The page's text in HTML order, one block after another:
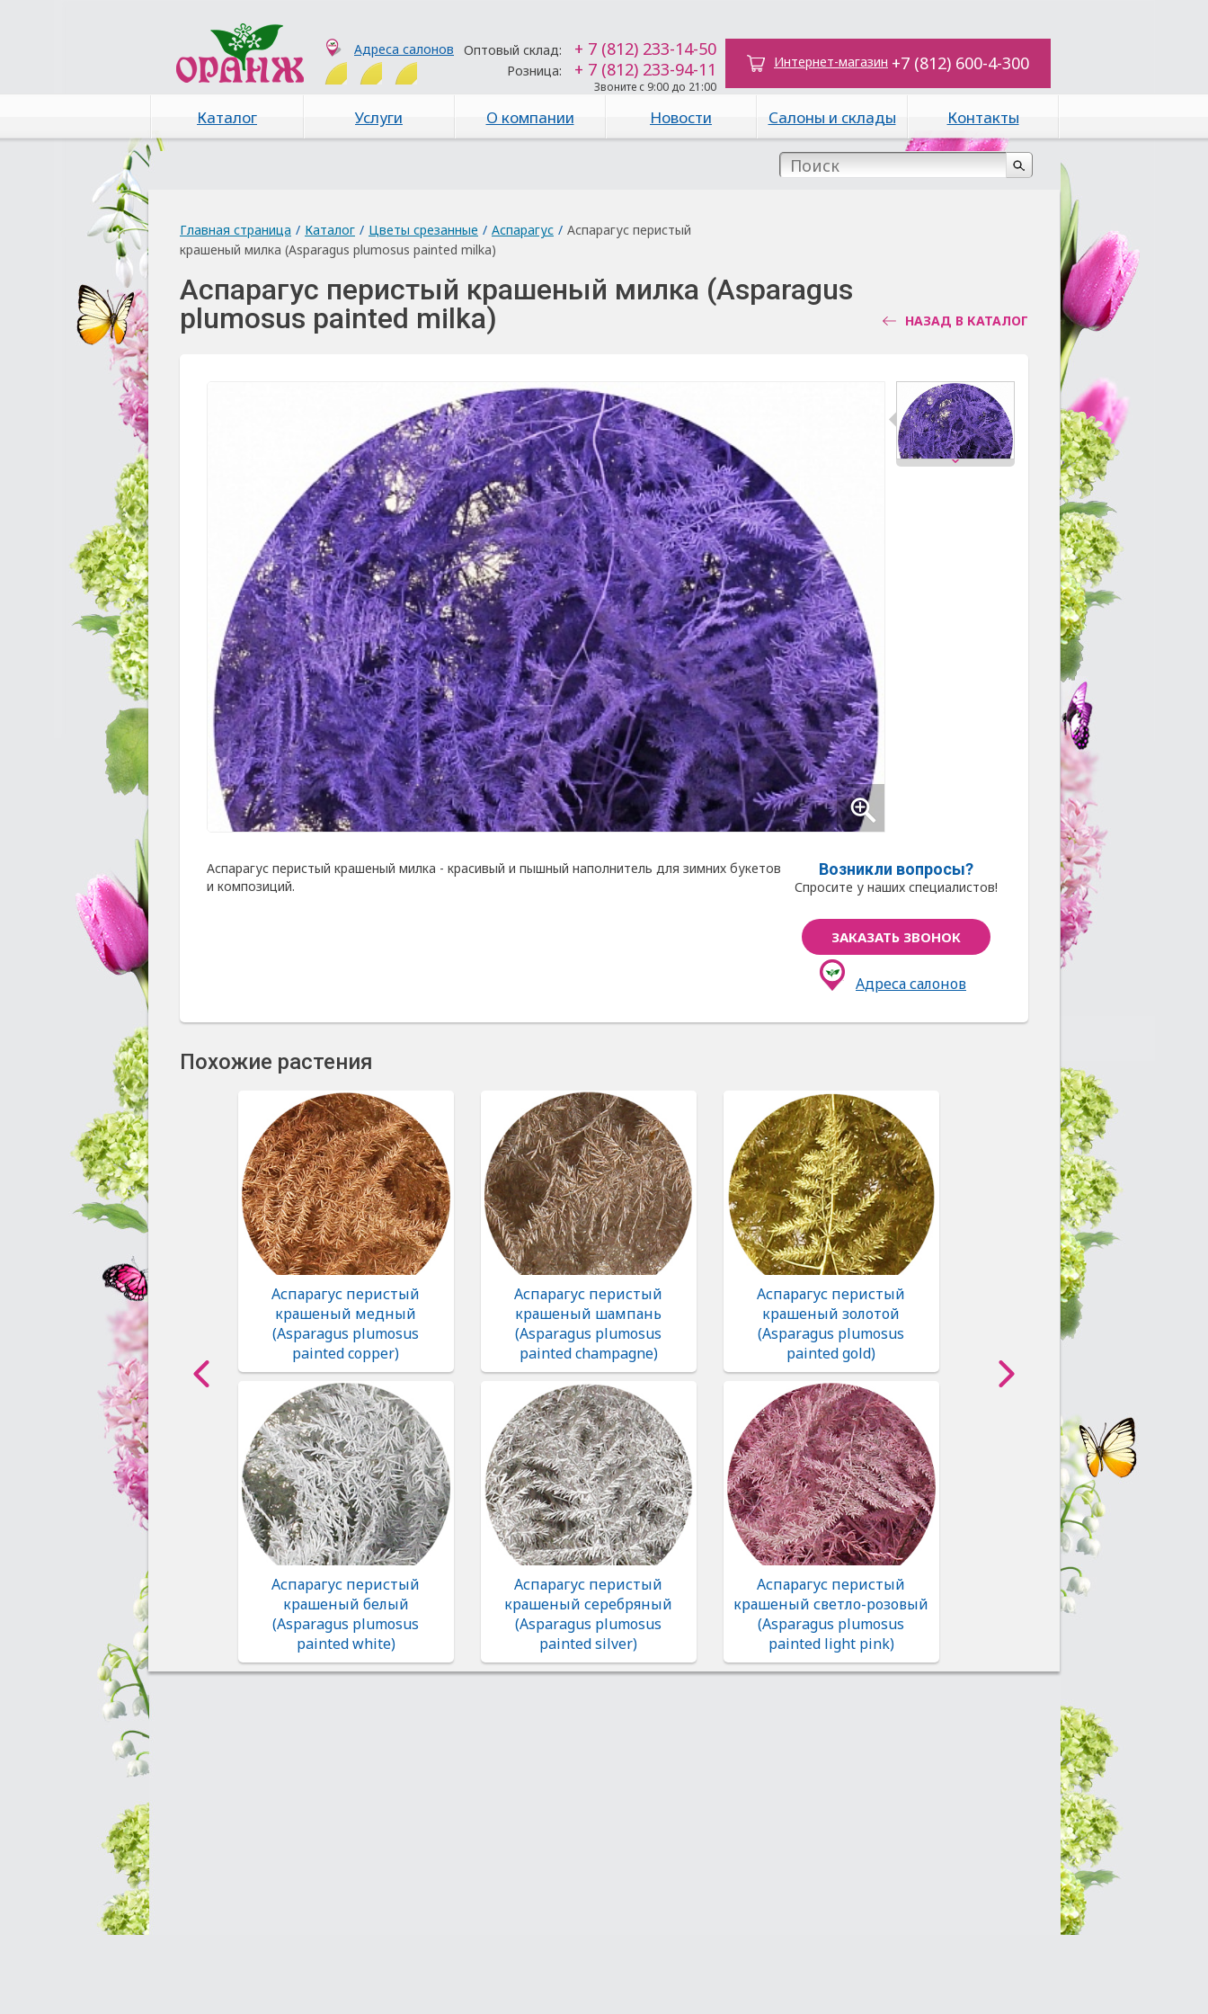
Адреса салонов Оптовый склад: + 7 (812) 233-14-50
Розница: + 7 (812) 233-94-11
Звоните с 9:00 до 21:00
Интернет-магазин +7 (812) 600-4-300
Каталог Услуги О компании Новости Салоны и склады Контакты
Главная страница / Каталог / Цветы срезанные / Аспарагус / Аспарагус перистый
крашеный милка (Asparagus plumosus painted milka)
Аспарагус перистый крашеный милка (Asparagus
plumosus painted milka)
НАЗАД В КАТАЛОГ
Аспарагус перистый крашеный милка - красивый и пышный наполнитель для зимних букетов
и композиций.
Возникли вопросы?
Спросите у наших специалистов!
ЗАКАЗАТЬ ЗВОНОК
Адреса салонов
Похожие растения
Аспарагус перистый
крашеный медный
(Asparagus plumosus
painted copper)
Аспарагус перистый
крашеный шампань
(Asparagus plumosus
painted champagne)
Аспарагус перистый
крашеный золотой
(Asparagus plumosus
painted gold)
Аспарагус перистый
крашеный белый
(Asparagus plumosus
painted white)
Аспарагус перистый
крашеный серебряный
(Asparagus plumosus
painted silver)
Аспарагус перистый
крашеный светло-розовый
(Asparagus plumosus
painted light pink)